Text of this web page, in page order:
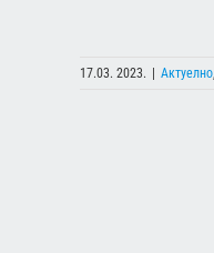
17.03. 2023. | Актуелно